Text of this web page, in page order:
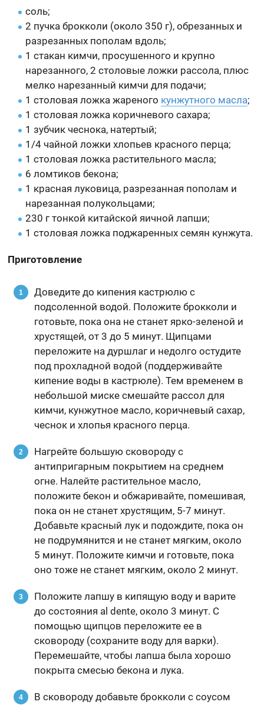
соль;
2 пучка брокколи (около 350 г), обрезанных и
разрезанных пополам вдоль;
1 стакан кимчи, просушенного и крупно
нарезанного, 2 столовые ложки рассола, плюс
мелко нарезанный кимчи для подачи;
1 столовая ложка жареного кунжутного масла;
1 столовая ложка коричневого сахара;
1 зубчик чеснока, натертый;
1/4 чайной ложки хлопьев красного перца;
1 столовая ложка растительного масла;
6 ломтиков бекона;
1 красная луковица, разрезанная пополам и
нарезанная полукольцами;
230 г тонкой китайской яичной лапши;
1 столовая ложка поджаренных семян кунжута.
Приготовление
Доведите до кипения кастрюлю с
подсоленной водой. Положите брокколи и
готовьте, пока она не станет ярко-зеленой и
хрустящей, от 3 до 5 минут. Щипцами
переложите на дуршлаг и недолго остудите
под прохладной водой (поддерживайте
кипение воды в кастрюле). Тем временем в
небольшой миске смешайте рассол для
кимчи, кунжутное масло, коричневый сахар,
чеснок и хлопья красного перца.
Нагрейте большую сковороду с
антипригарным покрытием на среднем
огне. Налейте растительное масло,
положите бекон и обжаривайте, помешивая,
пока он не станет хрустящим, 5-7 минут.
Добавьте красный лук и подождите, пока он
не подрумянится и не станет мягким, около
5 минут. Положите кимчи и готовьте, пока
оно тоже не станет мягким, около 2 минут.
Положите лапшу в кипящую воду и варите
до состояния al dente, около 3 минут. С
помощью щипцов переложите ее в
сковороду (сохраните воду для варки).
Перемешайте, чтобы лапша была хорошо
покрыта смесью бекона и лука.
В сковороду добавьте брокколи с соусом